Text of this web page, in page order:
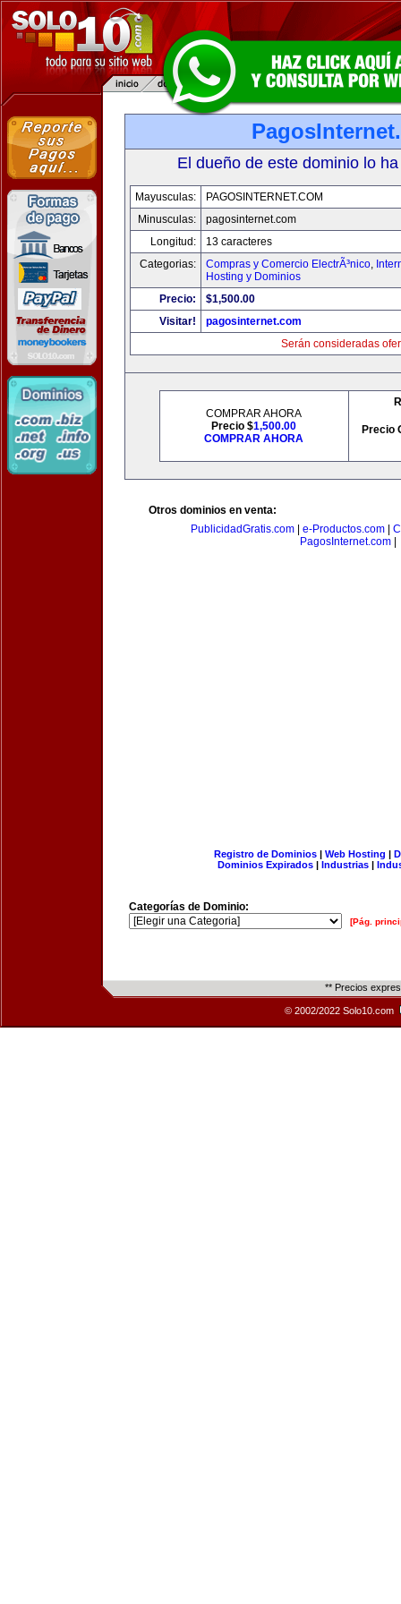
El dueño de este dominio lo
Mayusculas:
PAGOSINTERNET.COM
Minusculas:
pagosinternet.com
Longitud:
13 caracteres
Categorias:
Compras y Comercio ElectrÃ³nico,
Hosting y Dominios
Precio:
$1,500.00
Visitar!
pagosinternet.com
Serán consideradas
COMPRAR AHORA
Precio $1,500.00
COMPRAR AHORA
Precio
Otros dominios en venta:
PublicidadGratis.com
e-Productos.com
PagosInternet.com
Registro de Dominios| Web Hosting |
Dominios Expirados | Industrias |
Categorías de Dominio:
[Pág.
** Precios
© 2002/2022 Solo10.com